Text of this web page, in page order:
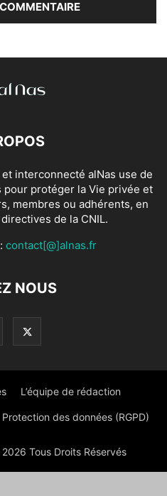
interconnecté alNas use de
protéger la Vie privée et
membres ou adhérents, en
de la CNIL.
contact[@]alnas.fr
NOUS
L’équipe de rédaction
Protection des données (RGPD)
Tous Droits Réservés